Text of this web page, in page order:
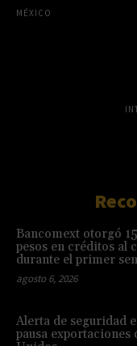
MÉXICO
Bancomext otorgó
pesos en créditos al
durante el primer
agosto 6, 2026
Alerta de seguridad
pausa exportaciones